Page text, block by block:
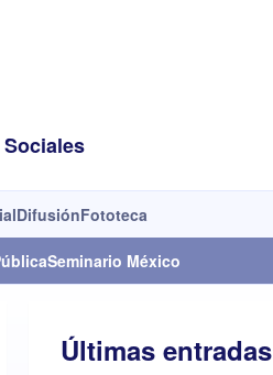
DifusiónFototeca
Seminario México
Últimas entradas